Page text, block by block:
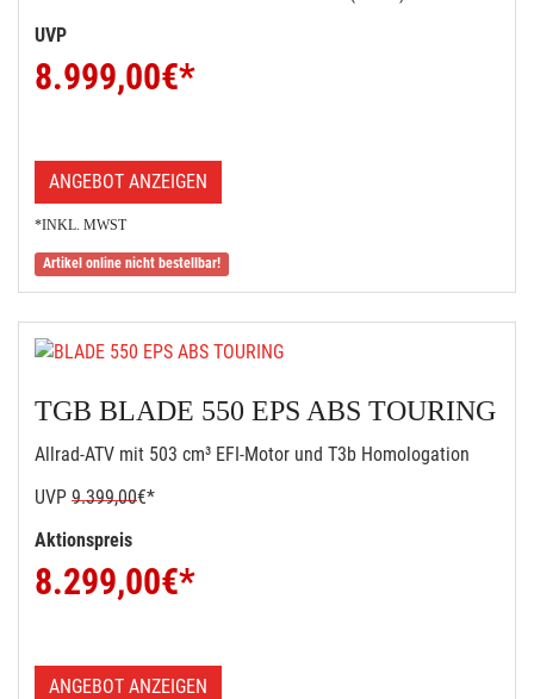
UVP
8.999,00€*
ANGEBOT ANZEIGEN
*INKL. MWST
Artikel online nicht bestellbar!
TGB BLADE 550 EPS ABS TOURING
Allrad-ATV mit 503 cm³ EFI-Motor und T3b Homologation
UVP 9.399,00€*
Aktionspreis
8.299,00€*
ANGEBOT ANZEIGEN